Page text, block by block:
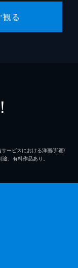
観る
！
ービスにおける洋画/邦画/
、有料作品あり。